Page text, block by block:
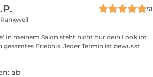
51
im
gesamtes Erlebnis. Jeder Termin ist bewusst
ab